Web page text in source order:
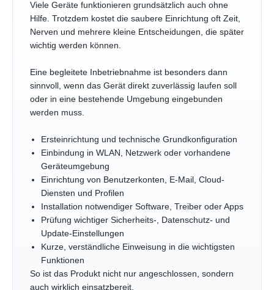
Viele Geräte funktionieren grundsätzlich auch ohne
Hilfe. Trotzdem kostet die saubere Einrichtung oft Zeit,
Nerven und mehrere kleine Entscheidungen, die später
wichtig werden können.
Eine begleitete Inbetriebnahme ist besonders dann
sinnvoll, wenn das Gerät direkt zuverlässig laufen soll
oder in eine bestehende Umgebung eingebunden
werden muss.
Ersteinrichtung und technische Grundkonfiguration
Einbindung in WLAN, Netzwerk oder vorhandene
Geräteumgebung
Einrichtung von Benutzerkonten, E-Mail, Cloud-
Diensten und Profilen
Installation notwendiger Software, Treiber oder Apps
Prüfung wichtiger Sicherheits-, Datenschutz- und
Update-Einstellungen
Kurze, verständliche Einweisung in die wichtigsten
Funktionen
So ist das Produkt nicht nur angeschlossen, sondern
auch wirklich einsatzbereit.